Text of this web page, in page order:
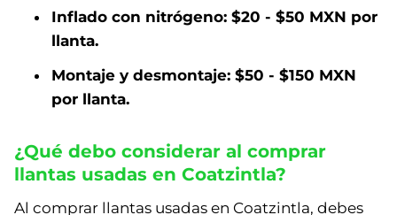
Inflado con nitrógeno: $20 - $50 MXN por
llanta.
Montaje y desmontaje: $50 - $150 MXN
por llanta.
¿Qué debo considerar al comprar
llantas usadas en Coatzintla?
Al comprar llantas usadas en Coatzintla, debes